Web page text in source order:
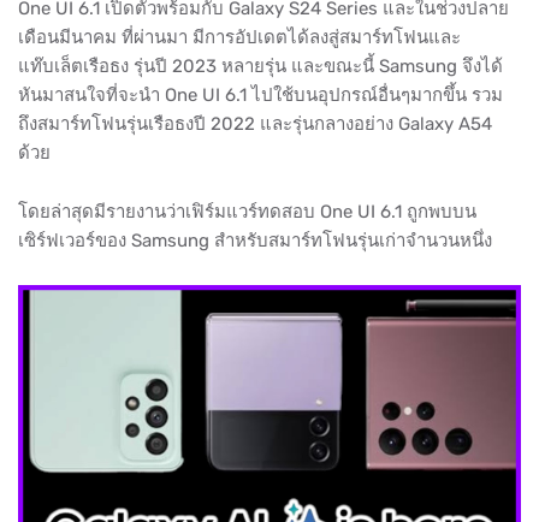
One UI 6.1 เปิดตัวพร้อมกับ Galaxy S24 Series และในช่วงปลาย
เดือนมีนาคม ที่ผ่านมา มีการอัปเดตได้ลงสู่สมาร์ทโฟนและ
แท๊บเล็ตเรือธง รุ่นปี 2023 หลายรุ่น และขณะนี้ Samsung จึงได้
หันมาสนใจที่จะนำ One UI 6.1 ไปใช้บนอุปกรณ์อื่นๆมากขึ้น รวม
ถึงสมาร์ทโฟนรุ่นเรือธงปี 2022 และรุ่นกลางอย่าง Galaxy A54
ด้วย
โดยล่าสุดมีรายงานว่าเฟิร์มแวร์ทดสอบ One UI 6.1 ถูกพบบน
เซิร์ฟเวอร์ของ Samsung สำหรับสมาร์ทโฟนรุ่นเก่าจำนวนหนึ่ง